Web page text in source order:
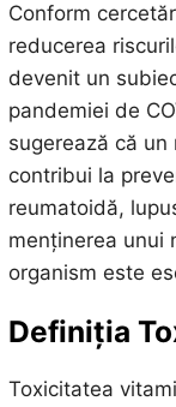
Conform
reducerea
devenit un
pandemiei de
sugerează că
contribui la
reumatoidă,
menținerea unui
organism este
Definiția
Toxicitatea